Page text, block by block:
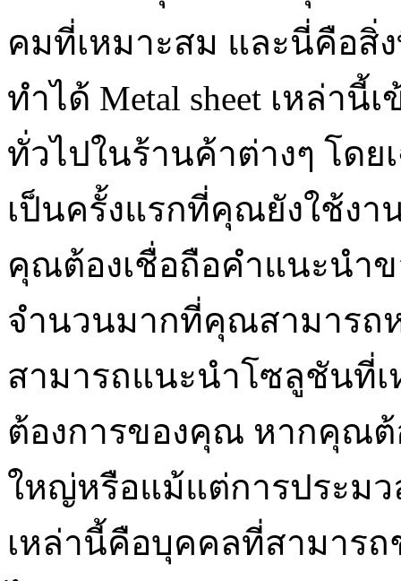
คมที่เหมาะสม และนี่คือสิ่
ทำได้ Metal sheet เหล่านี้
ทั่วไปในร้านค้าต่างๆ โดย
เป็นครั้งแรกที่คุณยังใช้งา
คุณต้องเชื่อถือคำแนะนำ
จำนวนมากที่คุณสามารถห
สามารถแนะนำโซลูชันที่
ต้องการของคุณ หากคุณต้
ใหญ่หรือแม้แต่การประม
เหล่านี้คือบุคคลที่สามาร